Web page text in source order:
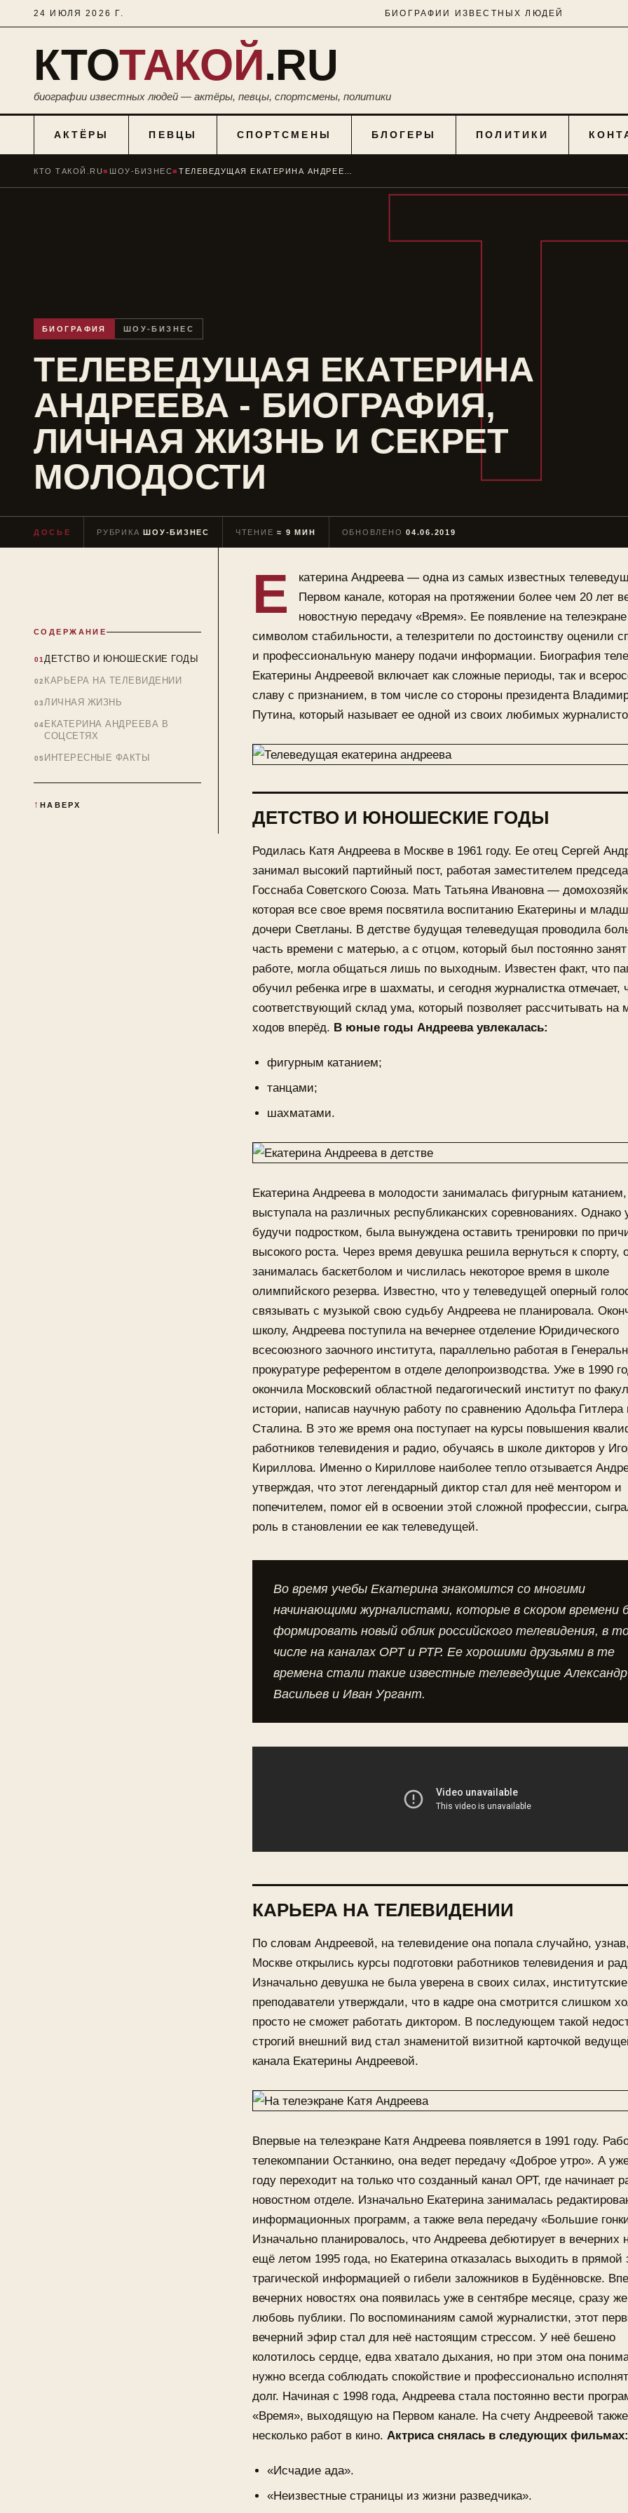
24 ИЮЛЯ 2026 Г. БИОГРАФИИ ИЗВЕСТНЫХ ЛЮДЕЙ
КТОТАКОЙ.RU
биографии известных людей — актёры, певцы, спортсмены, политики
АКТЁРЫ ПЕВЦЫ СПОРТСМЕНЫ БЛОГЕРЫ ПОЛИТИКИ
КТО ТАКОЙ.RU■ ШОУ-БИЗНЕС■
БИОГРАФИЯ ШОУ-БИЗНЕС
ТЕЛЕВЕДУЩАЯ ЕКАТЕРИНА
АНДРЕЕВА - БИОГРАФИЯ,
ЛИЧНАЯ ЖИЗНЬ И СЕКРЕТ
МОЛОДОСТИ
ДОСЬЕ РУБРИКАШОУ-БИЗНЕС ЧТЕНИЕ≈ 9 МИН ОБНОВЛЕНО04.06.2019
СОДЕРЖАНИЕ
ДЕТСТВО И ЮНОШЕСКИЕ ГОДЫ
КАРЬЕРА НА ТЕЛЕВИДЕНИИ
ЛИЧНАЯ ЖИЗНЬ
ЕКАТЕРИНА АНДРЕЕВА В
СОЦСЕТЯХ
ИНТЕРЕСНЫЕ ФАКТЫ
НАВЕРХ
Е
катерина Андреева — одна из самых известных
Первом канале, которая на протяжении более чем 20 лет
новостную передачу «Время». Ее появление на
символом стабильности, а телезрители по достоинству оценили
и профессиональную манеру подачи информации. Биография
Екатерины Андреевой включает как сложные периоды, так и
славу с признанием, в том числе со стороны президента
Путина, который называет ее одной из своих любимых
ДЕТСТВО И ЮНОШЕСКИЕ ГОДЫ
Родилась Катя Андреева в Москве в 1961 году. Ее отец Сергей
занимал высокий партийный пост, работая заместителем
Госснаба Советского Союза. Мать Татьяна Ивановна —
которая все свое время посвятила воспитанию Екатерины и
дочери Светланы. В детстве будущая телеведущая проводила
часть времени с матерью, а с отцом, который был постоянно
работе, могла общаться лишь по выходным. Известен факт, что
обучил ребенка игре в шахматы, и сегодня журналистка отмечает,
соответствующий склад ума, который позволяет рассчитывать на
ходов вперёд. В юные годы Андреева увлекалась:
фигурным катанием;
танцами;
шахматами.
Екатерина Андреева в молодости занималась фигурным
выступала на различных республиканских соревнованиях. Однако
будучи подростком, была вынуждена оставить тренировки по
высокого роста. Через время девушка решила вернуться к спорту,
занималась баскетболом и числилась некоторое время в школе
олимпийского резерва. Известно, что у телеведущей оперный
связывать с музыкой свою судьбу Андреева не планировала.
школу, Андреева поступила на вечернее отделение Юридического
всесоюзного заочного института, параллельно работая в
прокуратуре референтом в отделе делопроизводства. Уже в 1990
окончила Московский областной педагогический институт по
истории, написав научную работу по сравнению Адольфа
Сталина. В это же время она поступает на курсы повышения
работников телевидения и радио, обучаясь в школе дикторов у
Кириллова. Именно о Кириллове наиболее тепло отзывается
утверждая, что этот легендарный диктор стал для неё ментором и
попечителем, помог ей в освоении этой сложной профессии,
роль в становлении ее как телеведущей.
Во время учебы Екатерина знакомится со многими
начинающими журналистами, которые в скором времени
формировать новый облик российского телевидения, в
числе на каналах ОРТ и РТР. Ее хорошими друзьями в те
времена стали такие известные телеведущие Александр
Васильев и Иван Ургант.
КАРЬЕРА НА ТЕЛЕВИДЕНИИ
По словам Андреевой, на телевидение она попала случайно,
Москве открылись курсы подготовки работников телевидения и
Изначально девушка не была уверена в своих силах, институтские
преподаватели утверждали, что в кадре она смотрится слишком
просто не сможет работать диктором. В последующем такой
строгий внешний вид стал знаменитой визитной карточкой
канала Екатерины Андреевой.
Впервые на телеэкране Катя Андреева появляется в 1991 году.
телекомпании Останкино, она ведет передачу «Доброе утро». А
году переходит на только что созданный канал ОРТ, где начинает
новостном отделе. Изначально Екатерина занималась
информационных программ, а также вела передачу «Большие
Изначально планировалось, что Андреева дебютирует в вечерних
ещё летом 1995 года, но Екатерина отказалась выходить в прямой
трагической информацией о гибели заложников в Будённовске.
вечерних новостях она появилась уже в сентябре месяце, сразу
любовь публики. По воспоминаниям самой журналистки, этот
вечерний эфир стал для неё настоящим стрессом. У неё бешено
колотилось сердце, едва хватало дыхания, но при этом она
нужно всегда соблюдать спокойствие и профессионально
долг. Начиная с 1998 года, Андреева стала постоянно вести
«Время», выходящую на Первом канале. На счету Андреевой также
несколько работ в кино. Актриса снялась в следующих фильмах:
«Исчадие ада».
«Неизвестные страницы из жизни разведчика».